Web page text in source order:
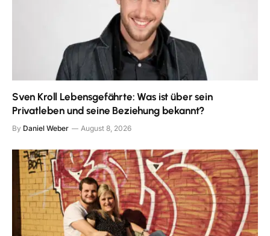
Sven Kroll Lebensgefährte: Was ist über sein
Privatleben und seine Beziehung bekannt?
By Daniel Weber August 8, 2026